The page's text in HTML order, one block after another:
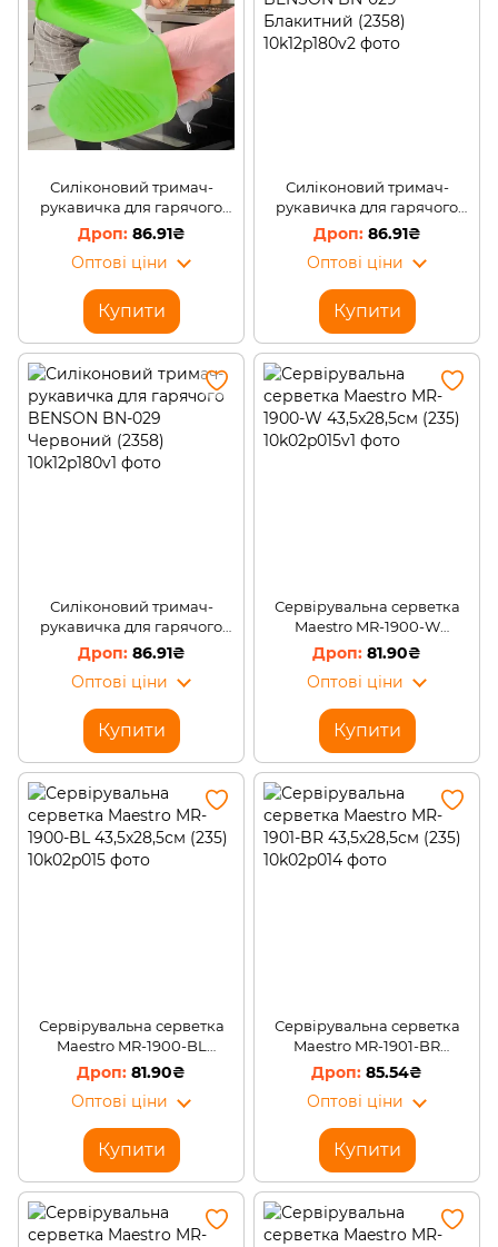
Силіконовий тримач-
рукавичка для гарячого
BENSON BN-029 Зелений
86.91₴
Оптові ціни
Купити
Силіконовий тримач-
рукавичка для гарячого
BENSON BN-029
Блакитний (2358)
86.91₴
Оптові ціни
Купити
Силіконовий тримач-
рукавичка для гарячого
BENSON BN-029 Червоний
86.91₴
Оптові ціни
Купити
Сервірувальна серветка
Maestro MR-1900-W
43,5x28,5см (235)
81.90₴
Оптові ціни
Купити
Сервірувальна серветка
Maestro MR-1900-BL
43,5x28,5см (235)
81.90₴
Оптові ціни
Купити
Сервірувальна серветка
Maestro MR-1901-BR
43,5x28,5см (235)
85.54₴
Оптові ціни
Купити